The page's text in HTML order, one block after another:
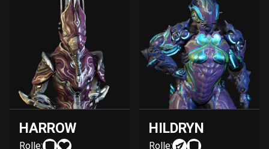
HARROW
Rolle:
HILDRYN
Rolle: